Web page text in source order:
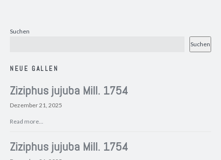
Suchen
Suchen
NEUE GALLEN
Ziziphus jujuba Mill. 1754
Dezember 21, 2025
Read more...
Ziziphus jujuba Mill. 1754